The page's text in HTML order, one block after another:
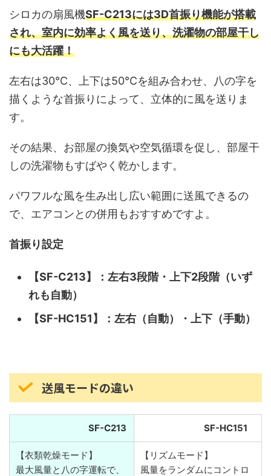
シロカの扇風機SF-C213には3D首振り機能が搭載
され、室内に効率よく風を送り、洗濯物の部屋干し
にも大活躍！
左右は30℃、上下は50℃を組み合わせ、八の字を
描くような首振りによって、立体的に風を送りま
す。
その結果、お部屋の換気や空気循環を促し、部屋干
しの洗濯物もすばやく乾かします。
パワフルな風を生み出し広い範囲に送風できるの
で、エアコンとの併用もおすすめですよ。
首振り設定
【SF-C213】：左右3段階・上下2段階（いず
れも自動）
【SF-HC151】：左右（自動）・上下（手動）
送風モードの違い
SF-C213 SF-HC151
【衣類乾燥モード】
最大風量と八の字運転で、
【リズムモード】
風量をランダムにコントロ